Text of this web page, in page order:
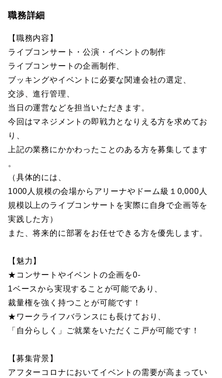
職務詳細
【職務内容】
ライブコンサート・公演・イベントの制作
ライブコンサートの企画制作、
ブッキングやイベントに必要な関連会社の選定、
交渉、進行管理、
当日の運営などを担当いただきます。
今回はマネジメントの即戦力となりえる方を求めてお
り、
上記の業務にかかわったことのある方を募集してます
。
（具体的には、
1000人規模の会場からアリーナやドーム級１0,000人
規模以上のライブコンサートを実際に自身で企画等を
実践した方）
また、将来的に部署をお任せできる方を優先します。
【魅力】
★コンサートやイベントの企画を0-
1ベースから実現することが可能であり、
裁量権を強く持つことが可能です！
★ワークライフバランスにも長けており、
「自分らしく」ご就業をいただくこ戸が可能です！
【募集背景】
アフターコロナにおいてイベントの需要が高まってい